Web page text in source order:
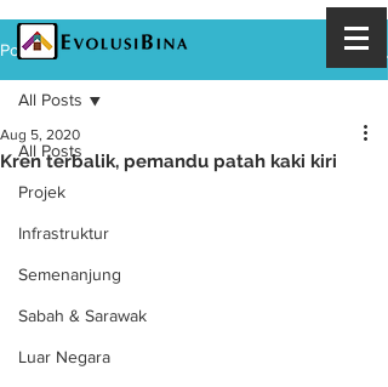
Post
All Posts
Projek
Infrastruktur
Semenanjung
Sabah & Sarawak
Luar Negara
All Posts
Kren terbalik, pemandu patah kaki kiri
Aug 5, 2020